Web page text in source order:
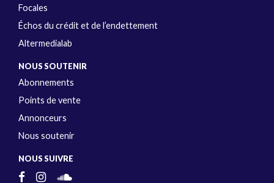
Focales
Échos du crédit et de l’endettement
Altermedialab
NOUS SOUTENIR
Abonnements
Points de vente
Annonceurs
Nous soutenir
NOUS SUIVRE